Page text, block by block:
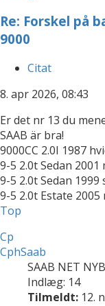
Re: Forskel på
9000
Citat
8. apr 2026, 08:43
Er det nr 13 du
SAAB är bra!
9000CC 2.0I 1987
9-5 2.0t Sedan
9-5 2.0t Sedan
9-5 2.0t Estate
Top
Cp
CphSaab
SAAB NET
Indlæg: 14
Tilmeldt: 12.